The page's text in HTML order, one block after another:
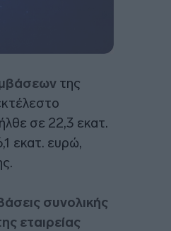
της
σε 22,3 εκατ.
εκατ. ευρώ,
συνολικής
εταιρείας